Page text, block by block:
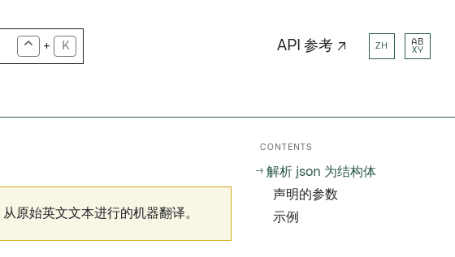
+ K API 参考 ↗ ZH
AB
XY
从原始英文文本进行的机器翻译。
CONTENTS
解析 json 为结构体
声明的参数
示例